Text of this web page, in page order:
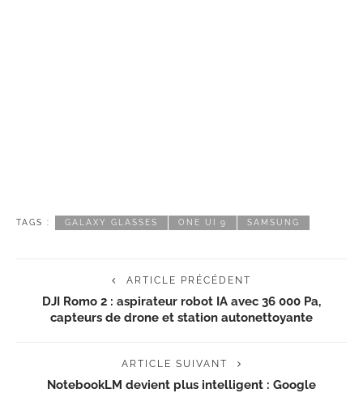
TAGS : GALAXY GLASSES ONE UI 9 SAMSUNG
ARTICLE PRÉCÉDENT
DJI Romo 2 : aspirateur robot IA avec 36 000 Pa,
capteurs de drone et station autonettoyante
ARTICLE SUIVANT
NotebookLM devient plus intelligent : Google